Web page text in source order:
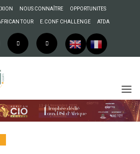
NOUS CONNAÎTRE OPPORTUNITES
TOUR E.CONF CHALLENGE ATDA